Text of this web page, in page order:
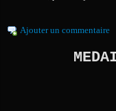
Ajouter un commentaire